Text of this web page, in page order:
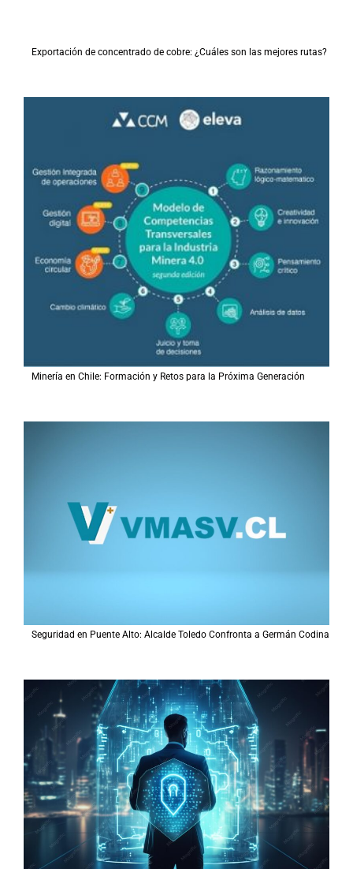
Exportación de concentrado de cobre: ¿Cuáles son las mejores rutas?
Minería en Chile: Formación y Retos para la Próxima Generación
Seguridad en Puente Alto: Alcalde Toledo Confronta a Germán Codina